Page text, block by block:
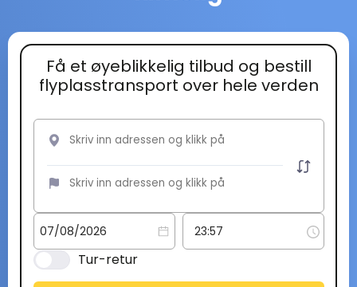
Få et øyeblikkelig tilbud og bestill
flyplasstransport over hele verden
Tur-retur